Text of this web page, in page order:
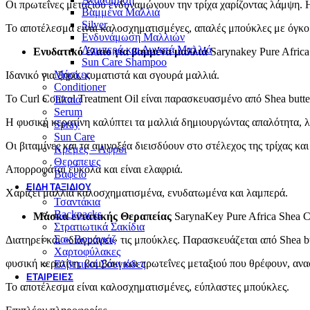
Βαμμένα Μαλλιά
Silver
Ενδυνάμωση Μαλλιών
Λαμπερά και Δυνατά Μαλλιά
Sun Care Shampoo
Μάσκες
Conditioner
Έλαια
Serum
Spray
Sun Care
Κρέμες – Αφροί
Θεραπειες
Βαφείο
ΕΊΔΗ ΤΑΞΙΔΙΟΎ
Τσαντάκια
Backpacks
Στρατιωτικά Σακίδια
Σακ Βουαγιάζ
Χαρτοφύλακες
Ελβετικοί Σουγιάδες
ΕΤΑΙΡΕΊΕΣ
Οι πρωτεΐνες μεταξιού ενδυναμώνουν την τρίχα χαρίζοντας
Το αποτέλεσμα είναι καλοσχηματισμένες, απαλές μπούκλες με
Ενυδατικό έλαιο για βαμμένα μαλλιάSarynakey Pure
Ιδανικό για ξηρά, κυματιστά και σγουρά μαλλιά.
Το Curl Control Treatment Oil είναι παρασκευασμένο από Shea
Η φυσική κερατίνη καλύπτει τα μαλλιά δημιουργώντας απαλότητα,
Οι βιταμίνες και τα αμινοξέα διεισδύουν στο στέλεχος της τρίχας
Απορροφάται εύκολα και είναι ελαφριά.
Χαρίζει μαλλιά καλοσχηματισμένα, ενυδατωμένα και λαμπερά.
Μάσκα εντατικής Θεραπείας SarynaKey Pure Africa Shea
Διατηρεί και «διαγράφει» τις μπούκλες. Παρασκευάζεται από
φυσική κερατίνη, βαμβάκι και πρωτεΐνες μεταξιού που θρέφουν,
Το αποτέλεσμα είναι καλοσχηματισμένες, εύπλαστες μπούκλες.